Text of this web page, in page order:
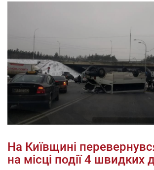
На Київщині
на місці події 4 швидких